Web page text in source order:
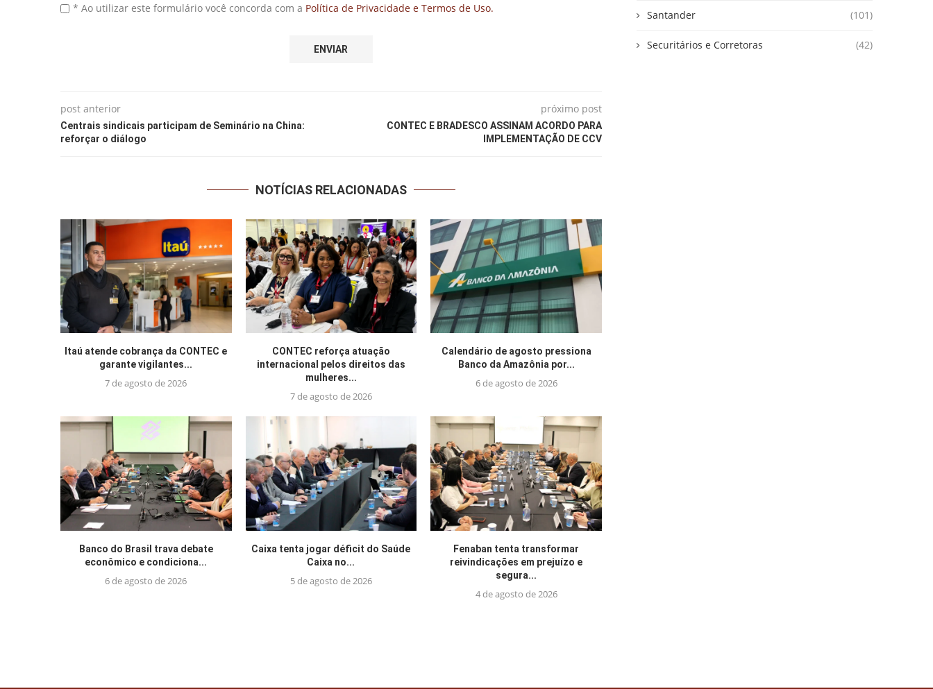
* Ao utilizar este formulário você concorda com a Política de Privacidade e Termos de Uso.
post anterior
Centrais sindicais participam de Seminário na China:
reforçar o diálogo
próximo post
CONTEC E BRADESCO ASSINAM ACORDO PARA
IMPLEMENTAÇÃO DE CCV
NOTÍCIAS RELACIONADAS
Itaú atende cobrança da CONTEC e
garante vigilantes...
7 de agosto de 2026
CONTEC reforça atuação
internacional pelos direitos das
mulheres...
7 de agosto de 2026
Calendário de agosto pressiona
Banco da Amazônia por...
6 de agosto de 2026
Banco do Brasil trava debate
econômico e condiciona...
6 de agosto de 2026
Caixa tenta jogar déficit do Saúde
Caixa no...
5 de agosto de 2026
Fenaban tenta transformar
reivindicações em prejuízo e
segura...
4 de agosto de 2026
Santander (101)
Securitários e Corretoras (42)